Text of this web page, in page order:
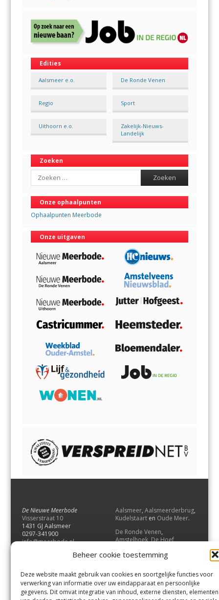
Beheer cookie toestemming
Deze website maakt gebruik van cookies en soortgelijke functies voor
verwerking van informatie over uw eindapparaat en persoonlijke
gegevens. Dit omvat integratie van inhoud, externe diensten, elementen
Edities
Aalsmeer e.o. De Ronde Venen
Regio Sport
Uithoorn e.o.
Zakelijk-Nieuws-
Landelijk
Zoeken
Search
Onze ophaalpunten
Ophaalpunten Meerbode
Onze uitgaven
De Nieuwe Meerbode
Visserstraat 10
1431 GJ Aalsmeer
0297-341900
info@meerbode.nl
Aalsmeer, Aalsmeerderbrug,
Kudelstaart en Oude Meer.
De Ronde Venen,
Amstelhoek,De Hoef,
Vrouwenakker,Waverveen
UithoornenDe Kwakel.